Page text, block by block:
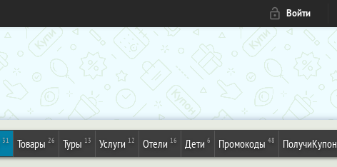
Войти
31 Товары 26 Туры 13 Услуги 12 Отели 16 Дети 6 Промокоды 48 ПолучиКупон